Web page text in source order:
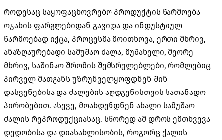
როდესაც საყოფაცხოვრებო პროდუქტის წარმოება
ოჯახის ფარგლებიდან გავიდა და ინდუსტიულ
წარმოებად იქცა, პროცესმა მოითხოვა, ერთი მხრივ,
ანაზღაურებადი სამუშაო ძალა, მუშახელი, მეორე
მხრივ, საშინაო შრომის შემსრულებლები, რომლებიც
პირველ მათგანს უზრუნველყოფდნენ შინ
დასვენებისა და ძალების აღდგენისთვის სათანადო
პირობებით. ასევე, მოახდენდნენ ახალი სამუშაო
ძალის რეპროდუქციასაც. სწორედ ამ დროს ემთხვევა
დედობისა და დიასახლისობის, როგორც ქალის